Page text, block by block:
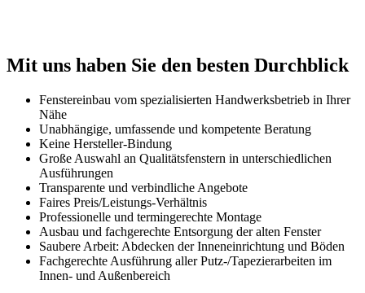
Mit uns haben Sie den besten Durchblick
Fenstereinbau vom spezialisierten Handwerksbetrieb in Ihrer
Nähe
Unabhängige, umfassende und kompetente Beratung
Keine Hersteller-Bindung
Große Auswahl an Qualitätsfenstern in unterschiedlichen
Ausführungen
Transparente und verbindliche Angebote
Faires Preis/Leistungs-Verhältnis
Professionelle und termingerechte Montage
Ausbau und fachgerechte Entsorgung der alten Fenster
Saubere Arbeit: Abdecken der Inneneinrichtung und Böden
Fachgerechte Ausführung aller Putz-/Tapezierarbeiten im
Innen- und Außenbereich